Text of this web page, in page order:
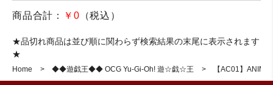
商品合計： ￥0 （税込）
★品切れ商品は並び順に関わらず検索結果の末尾に表示されます
★
Home ◆◆遊戯王◆◆ OCG Yu-Gi-Oh! 遊☆戯☆王 【AC01】